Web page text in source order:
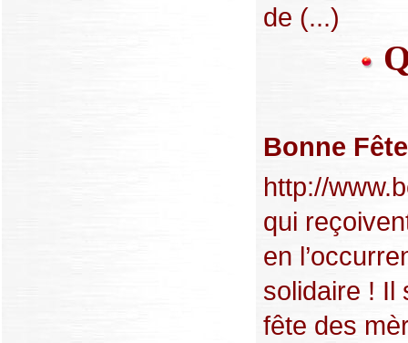
de (...)
Bonne
http://
qui
en
solidaire ! Il
fête des